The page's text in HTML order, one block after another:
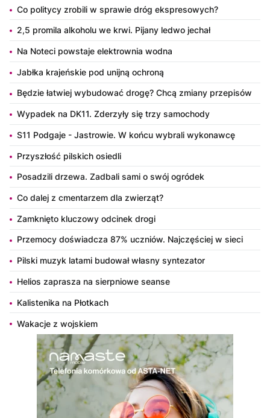
Co politycy zrobili w sprawie dróg ekspresowych?
2,5 promila alkoholu we krwi. Pijany ledwo jechał
Na Noteci powstaje elektrownia wodna
Jabłka krajeńskie pod unijną ochroną
Będzie łatwiej wybudować drogę? Chcą zmiany przepisów
Wypadek na DK11. Zderzyły się trzy samochody
S11 Podgaje - Jastrowie. W końcu wybrali wykonawcę
Przyszłość pilskich osiedli
Posadzili drzewa. Zadbali sami o swój ogródek
Co dalej z cmentarzem dla zwierząt?
Zamknięto kluczowy odcinek drogi
Przemocy doświadcza 87% uczniów. Najczęściej w sieci
Pilski muzyk latami budował własny syntezator
Helios zaprasza na sierpniowe seanse
Kalistenika na Płotkach
Wakacje z wojskiem